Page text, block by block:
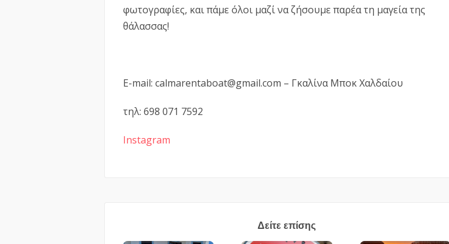
φωτογραφίες, και πάμε όλοι μαζί να ζήσουμε παρέα τη μαγεία της
θάλασσας!
E-mail: calmarentaboat@gmail.com – Γκαλίνα Μποκ Χαλδαίου
τηλ: 698 071 7592
Instagram
Δείτε επίσης